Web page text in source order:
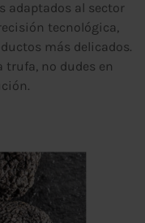
adaptados al sector
tecnológica,
más delicados.
trufa, no dudes en